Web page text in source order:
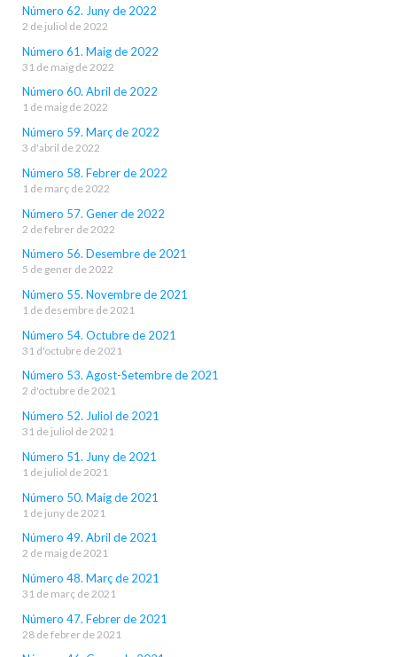
Número 62. Juny de 2022
2 de juliol de 2022
Número 61. Maig de 2022
31 de maig de 2022
Número 60. Abril de 2022
1 de maig de 2022
Número 59. Març de 2022
3 d'abril de 2022
Número 58. Febrer de 2022
1 de març de 2022
Número 57. Gener de 2022
2 de febrer de 2022
Número 56. Desembre de 2021
5 de gener de 2022
Número 55. Novembre de 2021
1 de desembre de 2021
Número 54. Octubre de 2021
31 d'octubre de 2021
Número 53. Agost-Setembre de 2021
2 d'octubre de 2021
Número 52. Juliol de 2021
31 de juliol de 2021
Número 51. Juny de 2021
1 de juliol de 2021
Número 50. Maig de 2021
1 de juny de 2021
Número 49. Abril de 2021
2 de maig de 2021
Número 48. Març de 2021
31 de març de 2021
Número 47. Febrer de 2021
28 de febrer de 2021